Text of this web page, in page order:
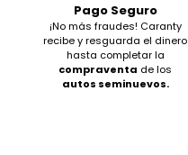
Pago Seguro
¡No más fraudes! Caranty
recibe y resguarda el dinero
hasta completar la
compraventa de los
autos seminuevos.